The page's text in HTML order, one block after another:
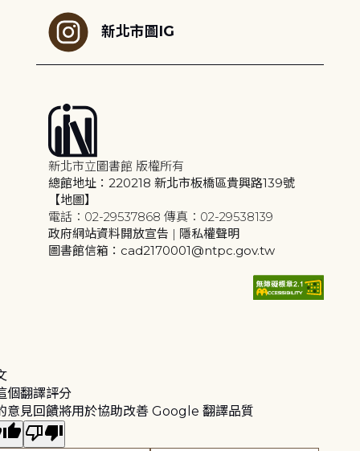
新北市圖IG
新北市立圖書館 版權所有
總館地址：220218 新北市板橋區貴興路139號
【地圖】
電話：02-29537868 傳真：02-29538139
政府網站資料開放宣告 | 隱私權聲明
圖書館信箱：cad2170001@ntpc.gov.tw
個翻譯評分
意見回饋將用於協助改善 Google 翻譯品質